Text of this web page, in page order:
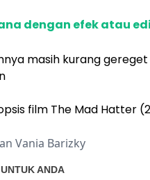
dengan efek atau
masih kurang
film The Mad Hatter
Vania Barizky